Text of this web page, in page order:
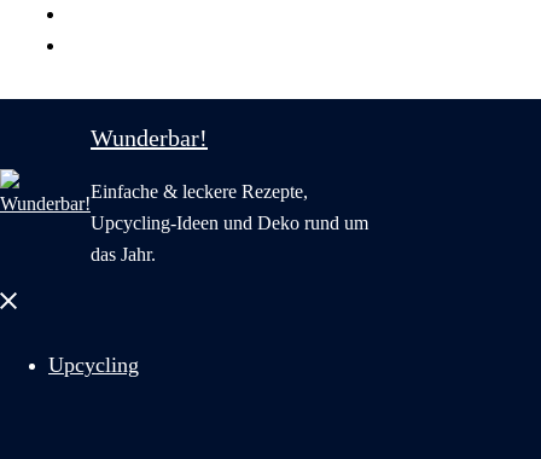
Wunderbar!
Einfache & leckere Rezepte,
Upcycling-Ideen und Deko rund um
das Jahr.
Menü
Upcycling